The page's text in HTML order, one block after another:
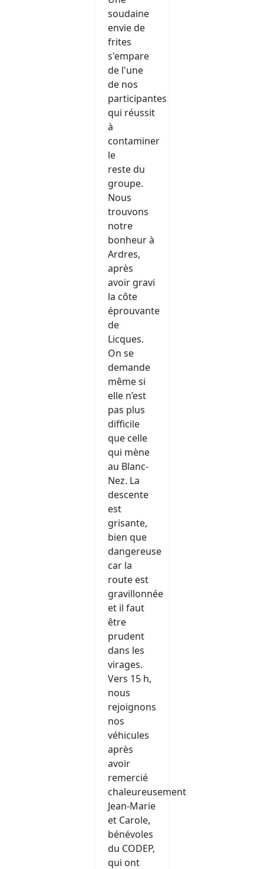
soudaine
envie de
frites
s'empare
de l'une
de nos
participantes
qui réussit
à
contaminer
le
reste du
groupe.
Nous
trouvons
notre
bonheur à
Ardres,
après
avoir gravi
la côte
éprouvante
de
Licques.
On se
demande
même si
elle n’est
pas plus
difficile
que celle
qui mène
au Blanc-
Nez. La
descente
est
grisante,
bien que
dangereuse
car la
route est
gravillonnée
et il faut
être
prudent
dans les
virages.
Vers 15 h,
nous
rejoignons
nos
véhicules
après
avoir
remercié
chaleureusement
Jean-Marie
et Carole,
bénévoles
du CODEP,
qui ont